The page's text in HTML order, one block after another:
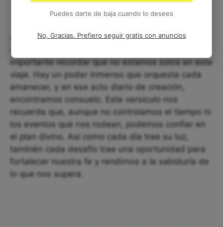
A veces, cuando la vida se siente abrumadora y
importante recordar que no estamos solos en este
viaje. Hay un poder inmenso que orquesta cada
amanecer, y en ese acto diario de creación,
encontramos consuelo. Este versículo nos
recuerda que, aunque no controlamos el tiempo ni
los eventos que nos rodean, podemos confiar en
el plan divino. Así como cada día trae su luz,
también cada desafío trae una oportunidad para
fortalecer nuestra fe y rendirnos a la sabiduría de
lo que nos supera.
Puedes darte de baja cuando lo desees
No, Gracias. Prefiero seguir gratis con anuncios